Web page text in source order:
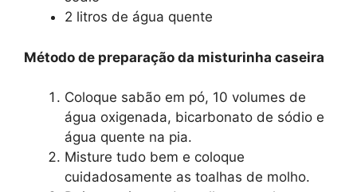
2 litros de água quente
Método de preparação da misturinha caseira
Coloque sabão em pó, 10 volumes de
água oxigenada, bicarbonato de sódio e
água quente na pia.
Misture tudo bem e coloque
cuidadosamente as toalhas de molho.